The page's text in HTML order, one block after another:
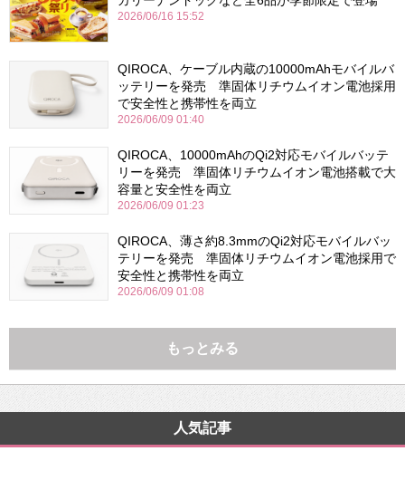
2026/06/16 15:52
QIROCA、ケーブル内蔵の10000mAhモバイルバ
ッテリーを発売 準固体リチウムイオン電池採用
で安全性と携帯性を両立
2026/06/09 01:40
QIROCA、10000mAhのQi2対応モバイルバッテ
リーを発売 準固体リチウムイオン電池搭載で大
容量と安全性を両立
2026/06/09 01:23
QIROCA、薄さ約8.3mmのQi2対応モバイルバッ
テリーを発売 準固体リチウムイオン電池採用で
安全性と携帯性を両立
2026/06/09 01:08
もっとみる
人気記事